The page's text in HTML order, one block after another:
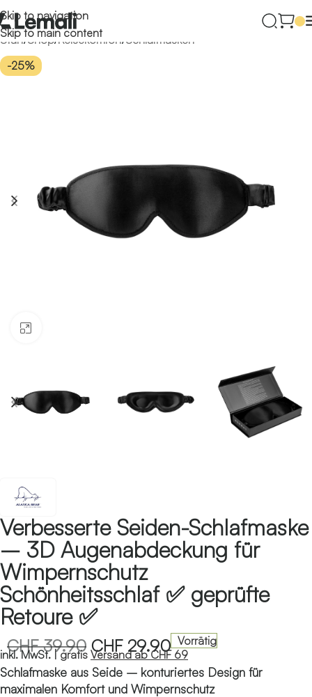
Skip to navigation
Skip to main content
Start/Shop/Reisekomfort/Schlafmasken
-25%
Verbesserte Seiden-Schlafmaske
– 3D Augenabdeckung für
Wimpernschutz
Schönheitsschlaf ✅ geprüfte
Retoure ✅
CHF39.90 CHF29.90 Vorrätig
inkl. MwSt. |gratis Versand ab CHF 69
Schlafmaske aus Seide – konturiertes Design für
maximalen Komfort und Wimpernschutz